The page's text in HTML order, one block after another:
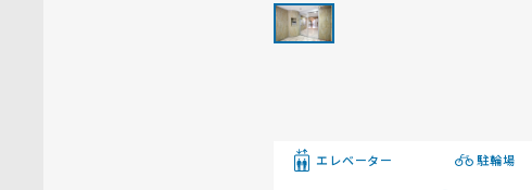
エレベーター 駐輪場